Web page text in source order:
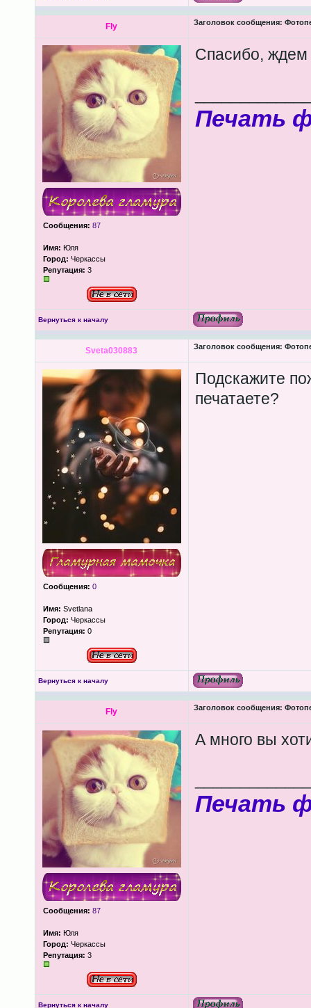
Fly Заголовок сообщения:
Сообщения: 87
Имя: Юля
Город: Черкассы
Репутация: 3
Спасибо, ждем
Печать
Вернуться к началу
Sveta030883 Заголовок сообщения:
Сообщения: 0
Имя: Svetlana
Город: Черкассы
Репутация: 0
Подскажите
печатаете?
Вернуться к началу
Fly Заголовок сообщения:
Сообщения: 87
Имя: Юля
Город: Черкассы
Репутация: 3
А много вы
Печать
Вернуться к началу